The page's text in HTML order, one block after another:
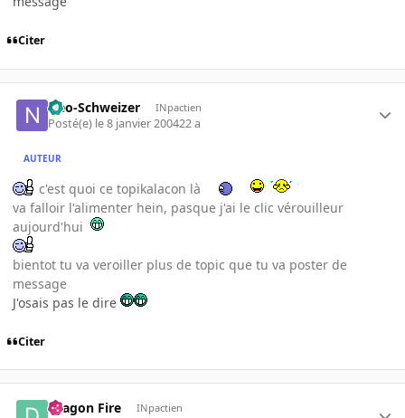
Citer
Neo-Schweizer INpactien
Posté(e) le 8 janvier 200422 a
AUTEUR
c'est quoi ce topikalacon là
va falloir l'alimenter hein, pasque j'ai le clic vérouilleur
aujourd'hui
bientot tu va veroiller plus de topic que tu va poster de
message
J'osais pas le dire
Citer
Dragon Fire INpactien